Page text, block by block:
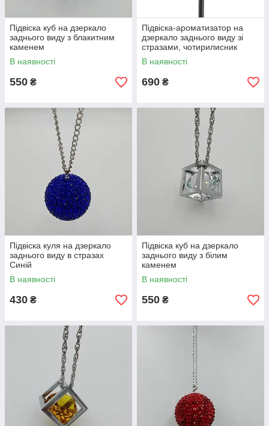
Підвіска куб на дзеркало
заднього виду з блакитним
каменем
В наявності
550 ₴
Підвіска-ароматизатор на
дзеркало заднього виду зі
стразами, чотирилисник
блакитний
В наявності
690 ₴
Підвіска куля на дзеркало
заднього виду в стразах
Синій
В наявності
430 ₴
Підвіска куб на дзеркало
заднього виду з білим
каменем
В наявності
550 ₴